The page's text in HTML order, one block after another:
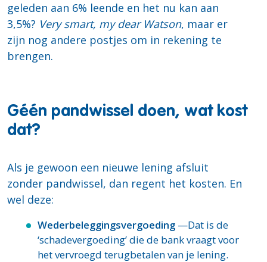
geleden aan 6% leende en het nu kan aan
3,5%? Very smart, my dear Watson, maar er
zijn nog andere postjes om in rekening te
brengen.
Géén pandwissel doen, wat kost
dat?
Als je gewoon een nieuwe lening afsluit
zonder pandwissel, dan regent het kosten. En
wel deze:
Wederbeleggingsvergoeding —Dat is de
‘schadevergoeding’ die de bank vraagt voor
het vervroegd terugbetalen van je lening.